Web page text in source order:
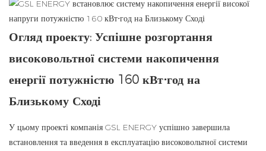
Огляд проекту: Успішне розгортання
високовольтної системи накопичення
енергії потужністю 160 кВт⋅год на
Близькому Сході
У цьому проекті компанія GSL ENERGY успішно завершила
встановлення та введення в експлуатацію високовольтної системи